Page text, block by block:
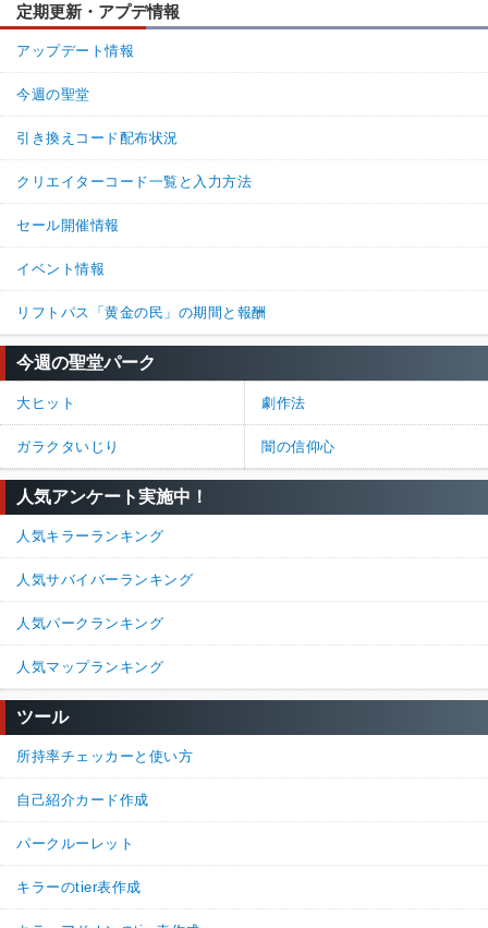
定期更新・アプデ情報
アップデート情報
今週の聖堂
引き換えコード配布状況
クリエイターコード一覧と入力方法
セール開催情報
イベント情報
リフトパス「黄金の民」の期間と報酬
今週の聖堂パーク
大ヒット 劇作法
ガラクタいじり 闇の信仰心
人気アンケート実施中！
人気キラーランキング
人気サバイバーランキング
人気パークランキング
人気マップランキング
ツール
所持率チェッカーと使い方
自己紹介カード作成
パークルーレット
キラーのtier表作成